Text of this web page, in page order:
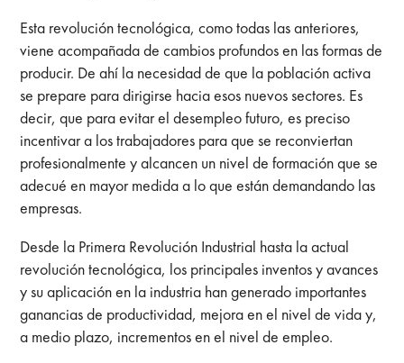
Esta revolución tecnológica, como todas las anteriores,
viene acompañada de cambios profundos en las formas de
producir. De ahí la necesidad de que la población activa
se prepare para dirigirse hacia esos nuevos sectores. Es
decir, que para evitar el desempleo futuro, es preciso
incentivar a los trabajadores para que se reconviertan
profesionalmente y alcancen un nivel de formación que se
adecué en mayor medida a lo que están demandando las
empresas.
Desde la Primera Revolución Industrial hasta la actual
revolución tecnológica, los principales inventos y avances
y su aplicación en la industria han generado importantes
ganancias de productividad, mejora en el nivel de vida y,
a medio plazo, incrementos en el nivel de empleo.